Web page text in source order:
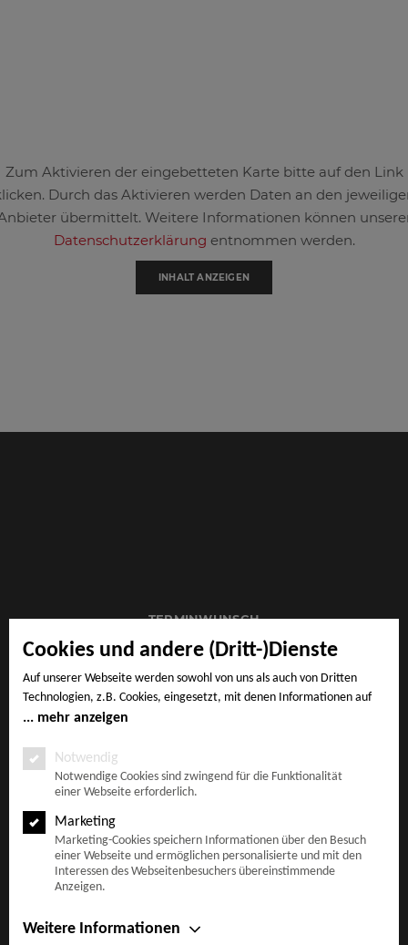
Cookies und andere (Dritt-)Dienste
Auf unserer Webseite werden sowohl von uns als auch von Dritten
Technologien, z.B. Cookies, eingesetzt, mit denen Informationen auf
Ihrem Endgerät gespeichert und/oder von Ihrem Endgerät abgerufen
Notwendige Cookies, Analyse-, Marketing- und Statistik-Cookies. Bei
den notwendigen Cookies handelt es sich um solche, die technisch
notwendig sind, um den von Ihnen gewünschten Dienst
bereitzustellen, die übrigen Cookies werden nur auf Grund einer von
Ihnen erteilten Einwilligung gesetzt. Die Einwilligung ist freiwillig.
Personen, die das 16. Lebensjahr noch nicht vollendet haben,
benötigen die Zustimmung der Sorgeberechtigten. Sie können Ihre
Entscheidung jederzeit mit Wirkung für die Zukunft widerrufen. Rufen
Einstellungen entsprechend ab. Im Rahmen Ihres Besuchs unserer
mehr anzeigen
Notwendig
Notwendige Cookies sind zwingend für die Funktionalität
einer Webseite erforderlich.
Marketing
Marketing-Cookies speichern Informationen über den Besuch
einer Webseite und ermöglichen personalisierte und mit den
Interessen des Webseitenbesuchers übereinstimmende
Anzeigen.
Weitere Informationen
Zum Aktivieren der eingebetteten Karte bitte auf den Link
Durch das Aktivieren werden Daten an den
übermittelt. Weitere Informationen können
Datenschutzerklärung entnommen werden.
INHALT ANZEIGEN
TERMINWUNSCH
IMPRESSUM
AGB
DATENSCHUTZ